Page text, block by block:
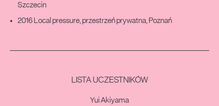
Szczecin
2016 Local pressure, przestrzeń prywatna, Poznań
LISTA UCZESTNIKÓW
Yui Akiyama